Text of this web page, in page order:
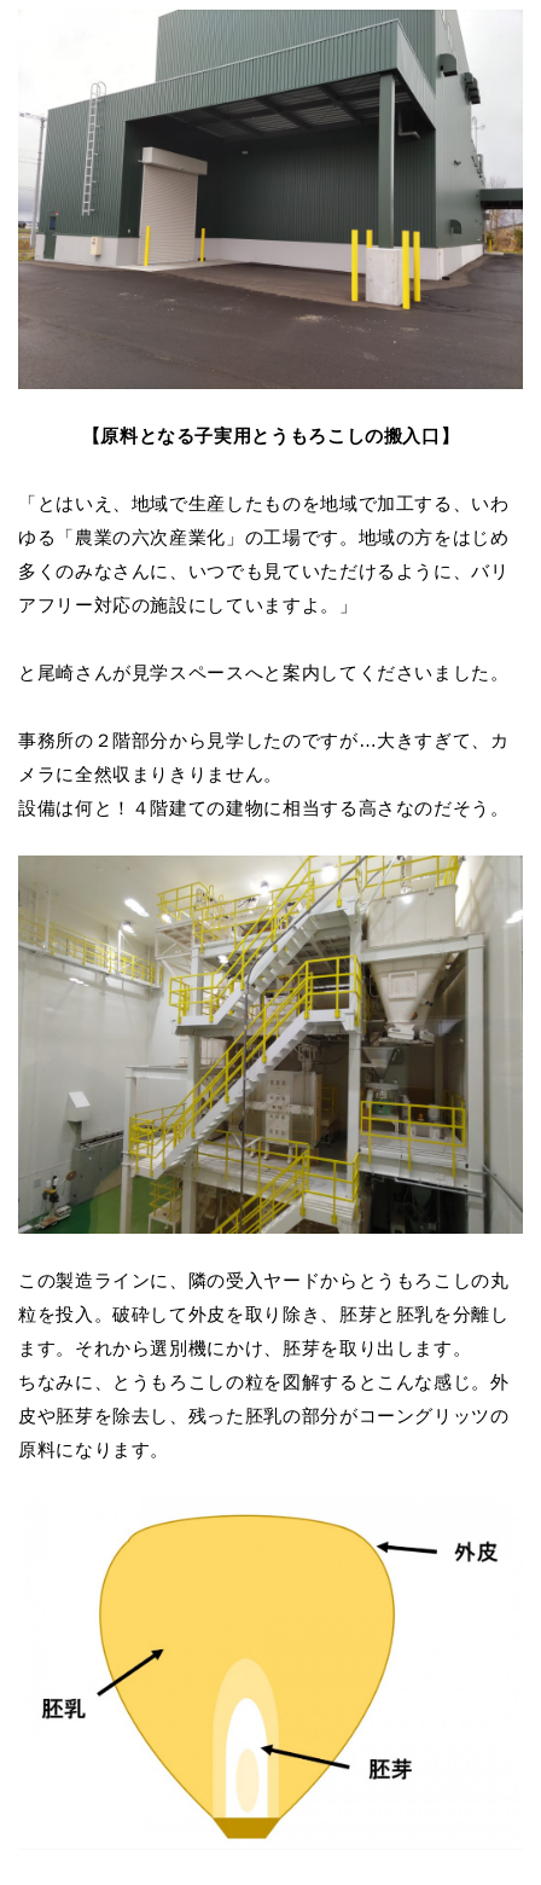
【原料となる子実用とうもろこしの搬入口】
「とはいえ、地域で生産したものを地域で加工する、いわ
ゆる「農業の六次産業化」の工場です。地域の方をはじめ
多くのみなさんに、いつでも見ていただけるように、バリ
アフリー対応の施設にしていますよ。」
と尾崎さんが見学スペースへと案内してくださいました。
事務所の２階部分から見学したのですが…大きすぎて、カ
メラに全然収まりきりません。
設備は何と！４階建ての建物に相当する高さなのだそう。
この製造ラインに、隣の受入ヤードからとうもろこしの丸
粒を投入。破砕して外皮を取り除き、胚芽と胚乳を分離し
ます。それから選別機にかけ、胚芽を取り出します。
ちなみに、とうもろこしの粒を図解するとこんな感じ。外
皮や胚芽を除去し、残った胚乳の部分がコーングリッツの
原料になります。